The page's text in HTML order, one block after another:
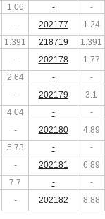
1.06 -
-
- 202177
1.24
1.391 218719
1.391
- 202178
1.77
2.64 -
-
- 202179
3.1
4.04 -
-
- 202180
4.89
5.73 -
-
- 202181
6.89
7.7 -
-
- 202182 8.88